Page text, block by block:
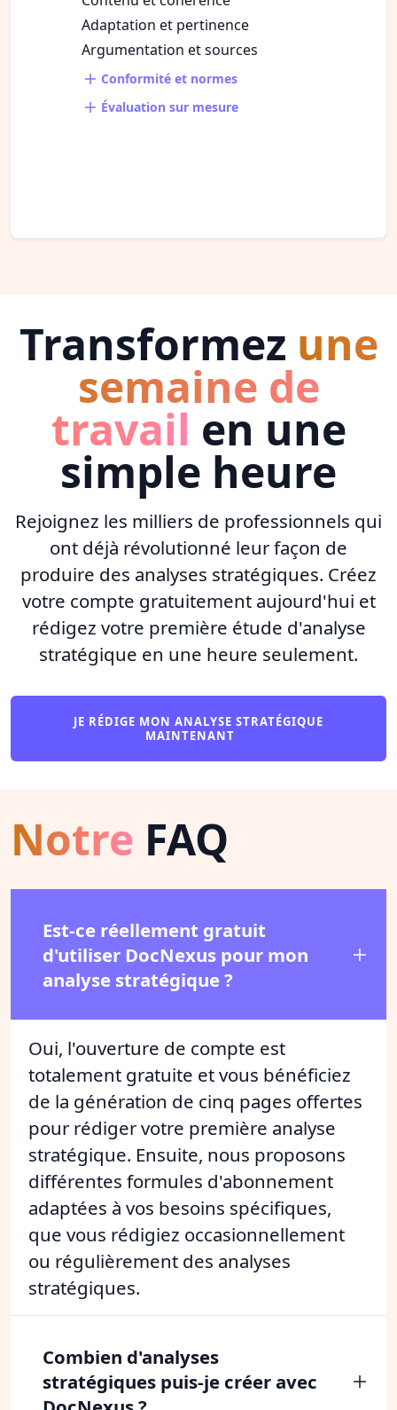
Adaptation et pertinence
Argumentation et sources
Conformité et normes
Évaluation sur mesure
Transformez une
semaine de
travail en une
simple heure
Rejoignez les milliers de professionnels qui
ont déjà révolutionné leur façon de
produire des analyses stratégiques. Créez
votre compte gratuitement aujourd'hui et
rédigez votre première étude d'analyse
stratégique en une heure seulement.
JE RÉDIGE MON ANALYSE STRATÉGIQUE
MAINTENANT
Notre FAQ
Est-ce réellement gratuit
d'utiliser DocNexus pour mon
analyse stratégique ?
Oui, l'ouverture de compte est
totalement gratuite et vous bénéficiez
de la génération de cinq pages offertes
pour rédiger votre première analyse
stratégique. Ensuite, nous proposons
différentes formules d'abonnement
adaptées à vos besoins spécifiques,
que vous rédigiez occasionnellement
ou régulièrement des analyses
stratégiques.
Combien d'analyses
stratégiques puis-je créer avec